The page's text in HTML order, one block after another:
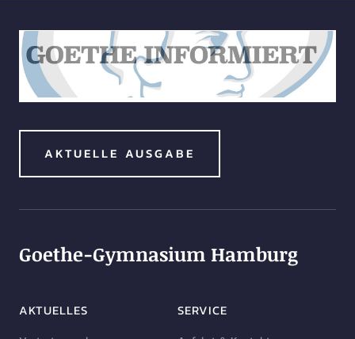
AKTUELLE AUSGABE
Goethe-Gymnasium Hamburg
AKTUELLES SERVICE